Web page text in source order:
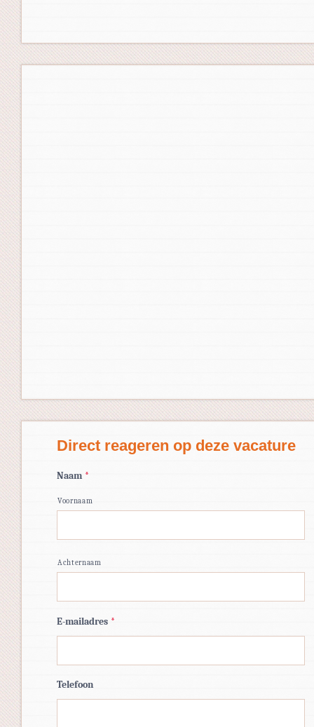
Direct reageren op deze vacature
Naam *
Voornaam
Achternaam
E-mailadres *
Telefoon